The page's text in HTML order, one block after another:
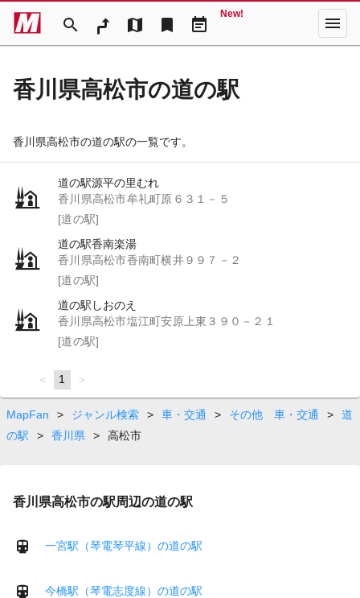
search map bookmark event_note
New! menu
香川県高松市の道の駅
香川県高松市の道の駅の一覧です。
道の駅源平の里むれ
香川県高松市牟礼町原６３１－５
[道の駅]
道の駅香南楽湯
香川県高松市香南町横井９９７－２
[道の駅]
道の駅しおのえ
香川県高松市塩江町安原上東３９０－２１
[道の駅]
page
You're
on
page
1 page
MapFan > ジャンル検索 > 車・交通 > その他 車・交通 >
道
の駅
> 香川県 > 高松市
香川県高松市の駅周辺の道の駅
一宮駅（琴電琴平線）の道の駅
今橋駅（琴電志度線）の道の駅